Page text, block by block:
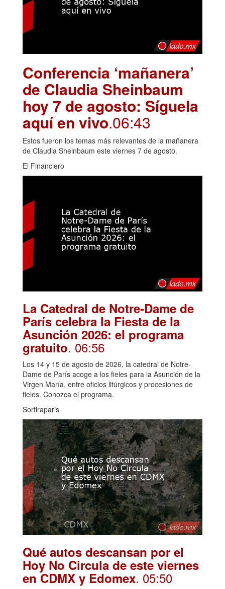
Conferencia ‘mañanera’
de Claudia Sheinbaum
hoy 7 de agosto: Síguela
aquí en vivo.06:43
Estos fueron los temas más relevantes de la mañanera
de Claudia Sheinbaum este viernes 7 de agosto.
El Financiero
La Catedral de Notre-Dame de
París celebra la Fiesta de la
Asunción 2026: el programa
gratuito. 06:56
Los 14 y 15 de agosto de 2026, la catedral de Notre-
Dame de París acoge a los fieles para la Asunción de la
Virgen María, entre oficios litúrgicos y procesiones de
fieles. Conozca el programa.
Sortiraparis
Qué autos descansan por el
Hoy No Circula de este viernes
en CDMX y Edomex. 05:50